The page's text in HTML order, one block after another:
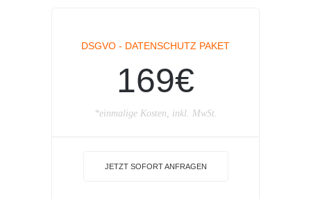
DSGVO - DATENSCHUTZ PAKET
169€
*einmalige Kosten, inkl. MwSt.
JETZT SOFORT ANFRAGEN